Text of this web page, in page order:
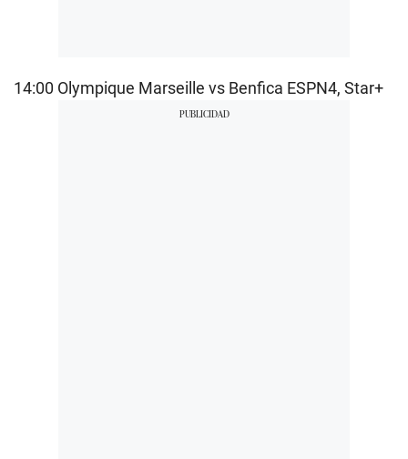
14:00 Olympique Marseille vs Benfica ESPN4, Star+